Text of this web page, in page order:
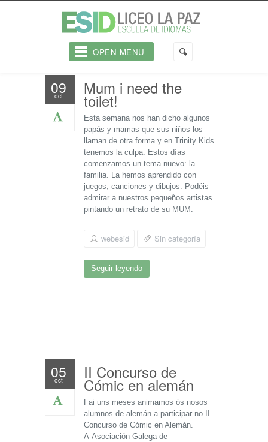
OPEN MENU
09
oct Mum i need the
toilet!
Esta semana nos han dicho algunos
papás y mamas que sus niños los
llaman de otra forma y en Trinity Kids
tenemos la culpa. Estos días
comenzamos un tema nuevo: la
familia. La hemos aprendido con
juegos, canciones y dibujos. Podéis
admirar a nuestros pequeños artistas
pintando un retrato de su MUM.
webesid Sin categoría
Seguir leyendo
05
oct II Concurso de
Cómic en alemán
Fai uns meses animamos ós nosos
alumnos de alemán a participar no II
Concurso de Cómic en Alemán.
A Asociación Galega de